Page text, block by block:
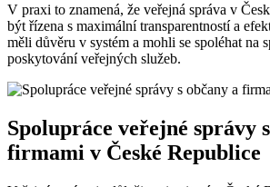
V praxi to znamená, že veřejná správa v
být řízena s maximální transparentností a
měli důvěru v systém a mohli se spoléhat na
poskytování veřejných služeb.
Spolupráce veřejné správy
firmami v České Republice